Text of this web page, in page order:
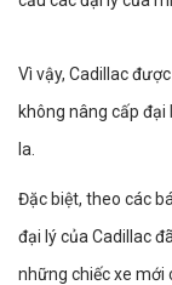
Vì vậy, Cadillac
không nâng cấp
la.
Đặc biệt, theo các
đại lý của Cadillac
những chiếc xe mới